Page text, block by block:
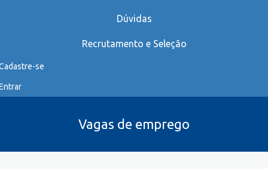
Dúvidas
Recrutamento e Seleção
se
Vagas de emprego